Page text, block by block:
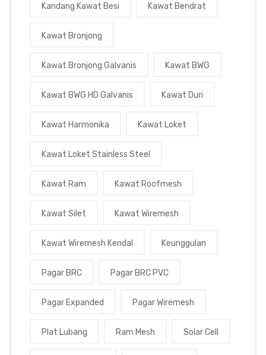
Kandang Kawat Besi Kawat Bendrat
Kawat Bronjong
Kawat Bronjong Galvanis Kawat BWG
Kawat BWG HD Galvanis Kawat Duri
Kawat Harmonika Kawat Loket
Kawat Loket Stainless Steel
Kawat Ram Kawat Roofmesh
Kawat Silet Kawat Wiremesh
Kawat Wiremesh Kendal Keunggulan
Pagar BRC Pagar BRC PVC
Pagar Expanded Pagar Wiremesh
Plat Lubang Ram Mesh Solar Cell